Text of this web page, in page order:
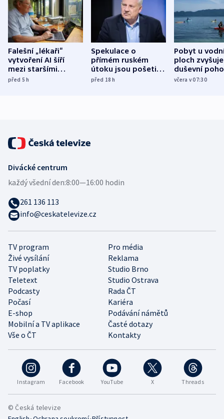
Falešní „lékaři“
vytvoření AI šíří
mezi staršími
Poláky nebezpečné
před 5h
Spekulace o
přímém ruském
útoku jsou pošetilé,
míní estonský
před 18h
Pobyt u
ploch zvyšuje
duševní
ukázala
včera v 07:30
Instagram Facebook YouTube X Threads
TV program
Pro média
Živé vysílání
Reklama
TV poplatky
Studio Brno
Teletext
Studio Ostrava
Podcasty
Rada ČT
Počasí
Kariéra
E-shop
Podávání námětů
Mobilní a TV aplikace
Časté dotazy
Vše o ČT
Kontakty
Divácké centrum
každý všední den:8:00—16:00 hodin
261 136 113
info@ceskatelevize.cz
© Česká televize